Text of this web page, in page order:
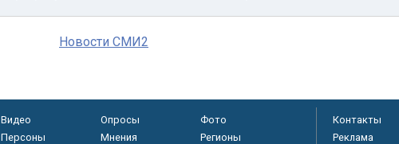
Новости СМИ2
Видео Опросы
Фото
Персоны
Мнения
Регионы
Контакты
Реклама